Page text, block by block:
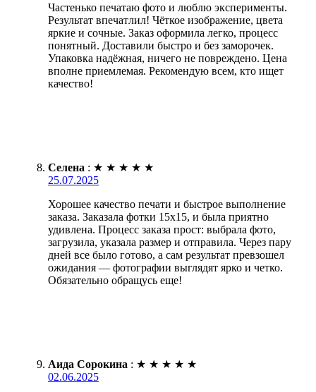
Частенько печатаю фото и люблю эксперименты.
Результат впечатлил! Чёткое изображение, цвета
яркие и сочные. Заказ оформила легко, процесс
понятный. Доставили быстро и без заморочек.
Упаковка надёжная, ничего не повреждено. Цена
вполне приемлемая. Рекомендую всем, кто ищет
качество!
Селена : ★ ★ ★ ★ ★
25.07.2025
Хорошее качество печати и быстрое выполнение
заказа. Заказала фотки 15х15, и была приятно
удивлена. Процесс заказа прост: выбрала фото,
загрузила, указала размер и отправила. Через пару
дней все было готово, а сам результат превзошел
ожидания — фотографии выглядят ярко и четко.
Обязательно обращусь еще!
Аида Сорокина : ★ ★ ★ ★ ★
02.06.2025